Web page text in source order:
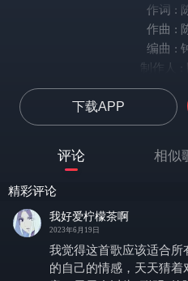
作词 :
作曲 :
编曲 :
制作人 :
总以为谜一
在你了解了以后
我总是忽冷又忽
猜的没错想得
只是怕亲手将
我猜着
要再一
下载APP
评论 相似
精彩评论
我好爱柠檬茶啊
2023年6月19日
我觉得这首歌应该适合所
的自己的情感，天天猜